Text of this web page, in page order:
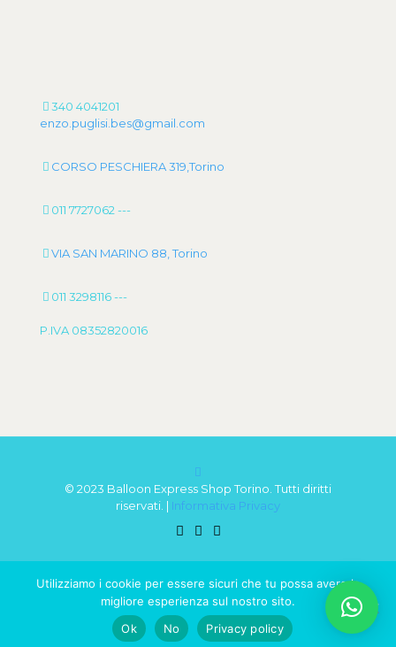
340 4041201
enzo.puglisi.bes@gmail.com
CORSO PESCHIERA 319,Torino
011 7727062 ---
VIA SAN MARINO 88, Torino
011 3298116---
P.IVA 08352820016
© 2023 Balloon Express Shop Torino. Tutti diritti
riservati. | Informativa Privacy
Utilizziamo i cookie per essere sicuri che tu possa avere la
migliore esperienza sul nostro sito.
Ok
No Privacy policy